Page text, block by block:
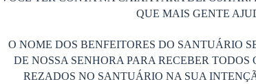
QUE MAIS GENTE
O NOME DOS BENFEITORES DO SANTUÁRIO
DE NOSSA SENHORA PARA RECEBER TODOS
REZADOS NO SANTUÁRIO NA SUA